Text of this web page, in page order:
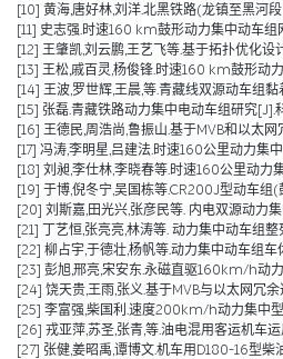
[10] 黄海,唐好林,刘洋.北黑铁路(龙镇至黑河
[11] 史志强.时速160 km鼓形动力集中动车
[12] 王肇凯,刘云鹏,王艺飞等.基于拓扑优化
[13] 王松,戚百灵,杨俊锋.时速160 km鼓形动
[14] 王波,罗世辉,王晨,等.青藏线双源动车
[15] 张磊.青藏铁路动力集中电动车组研究
[16] 王德民,周浩尚,鲁振山.基于MVB和以太
[17] 冯涛,李明星,吕建法.时速160公里动力
[18] 刘昶,李仕林,李晓春等.时速160公里动
[19] 于博,倪冬宁,吴国栋等.CR200J型动车
[20] 刘斯嘉,田光兴,张彦民等. 内电双源动力
[21] 丁艺恒,张亮亮,林涛等. 动力集中动车组
[22] 柳占宇,于德壮,杨帆等.动力集中动车组
[23] 彭旭,邢亮,宋安东.永磁直驱160km/h动
[24] 饶天贵,王雨,张义.基于MVB与以太网冗
[25] 李富强,柴国利.速度200km/h动力集中
[26] 戎亚萍,苏圣,张青,等.油电混用客运机车
[27] 张健,姜昭禹,谭博文.机车用D180-16型